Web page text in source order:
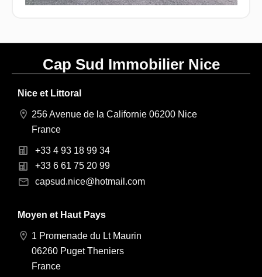
Cap Sud Immobilier Nice
Nice et Littoral
256 Avenue de la Californie 06200 Nice
France
+33 4 93 18 99 34
+33 6 61 75 20 99
capsud.nice@hotmail.com
Moyen et Haut Pays
1 Promenade du Lt Maurin
06260 Puget Theniers
France